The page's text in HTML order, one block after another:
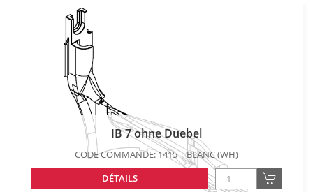
IB 7 ohne Duebel
CODE COMMANDE: 1415 | BLANC (WH)
DÉTAILS